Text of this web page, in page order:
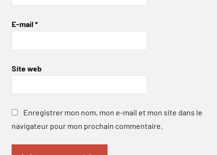
E-mail *
Site web
Enregistrer mon nom, mon e-mail et mon site dans le
navigateur pour mon prochain commentaire.